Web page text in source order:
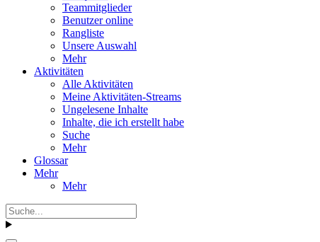
Teammitglieder
Benutzer online
Rangliste
Unsere Auswahl
Mehr
Aktivitäten
Alle Aktivitäten
Meine Aktivitäten-Streams
Ungelesene Inhalte
Inhalte, die ich erstellt habe
Suche
Mehr
Glossar
Mehr
Mehr